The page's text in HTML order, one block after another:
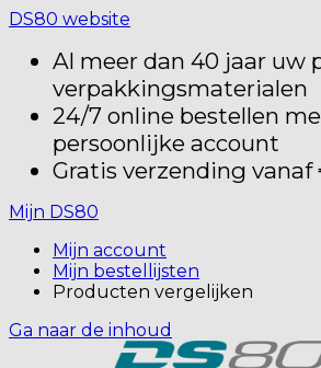
DS80 website
Al meer dan 40 jaar uw
verpakkingsmaterialen
24/7 online bestellen
persoonlijke account
Gratis verzending vanaf
Mijn DS80
Mijn account
Mijn bestellijsten
Producten vergelijken
Ga naar de inhoud